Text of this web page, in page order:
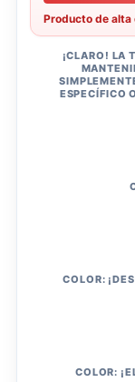
Producto de alta
¡CLARO! LA
ESPECÍFICO
COLOR:
COLOR: